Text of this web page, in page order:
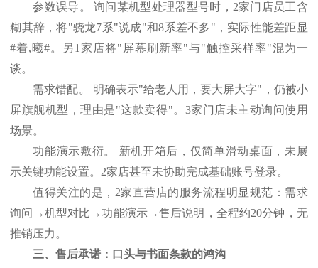
参数误导。
询问某机型处理器型号时， 2家门店员工含
糊其辞，将"骁龙7系"说成"和8系差不多"，实际性能差距显
#着,曦#。另1家店将"屏幕刷新率"与"触控采样率"混为一
谈。
需求错配。
明确表示"给老人用，要大屏大字"，仍被小
屏旗舰机型，理由是"这款卖得"。3家门店未主动询问使用
场景。
功能演示敷衍。
新机开箱后，仅简单滑动桌面，未展
示关键功能设置。 2家店甚至未协助完成基础账号登录。
值得关注的是， 2家直营店的服务流程明显规范：需求
询问→机型对比→功能演示→售后说明，全程约20分钟，无
推销压力。
三、售后承诺：口头与书面条款的鸿沟